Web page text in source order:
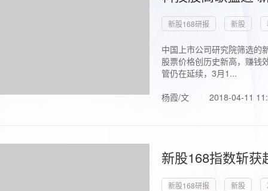
新股168研报 新股
中国上市公司研究院筛选的
股票价格创历史新高，赚钱
管仍在延续，3月1...
杨霞/文
2018-04-11
新股168指数斩
新股168研报 新股